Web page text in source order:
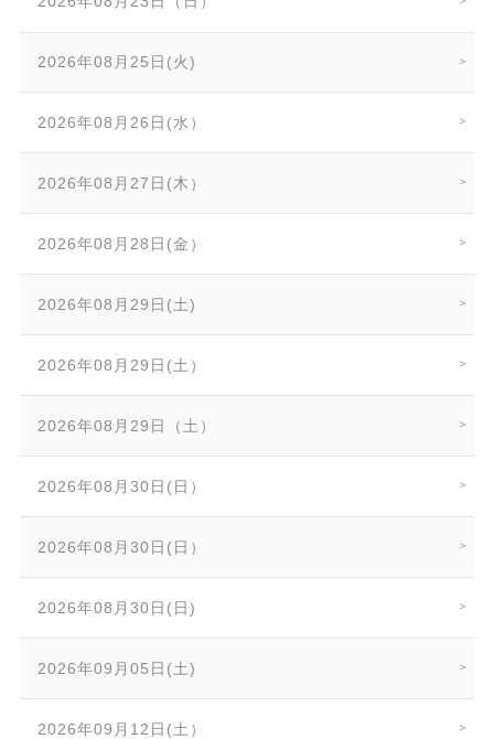
2026年08月25日(火)
2026年08月26日(水）
2026年08月27日(木）
2026年08月28日(金）
2026年08月29日(土)
2026年08月29日(土）
2026年08月29日（土）
2026年08月30日(日）
2026年08月30日(日）
2026年08月30日(日)
2026年09月05日(土)
2026年09月12日(土）